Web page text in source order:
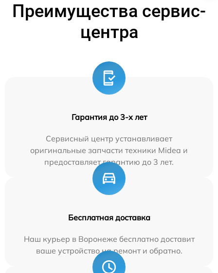
Преимущества сервис-
центра
Гарантия до 3-х лет
Сервисный центр устанавливает
оригинальные запчасти техники Midea и
предоставляет гарантию до 3 лет.
Бесплатная доставка
Наш курьер в Воронеже бесплатно доставит
ваше устройство на ремонт и обратно.